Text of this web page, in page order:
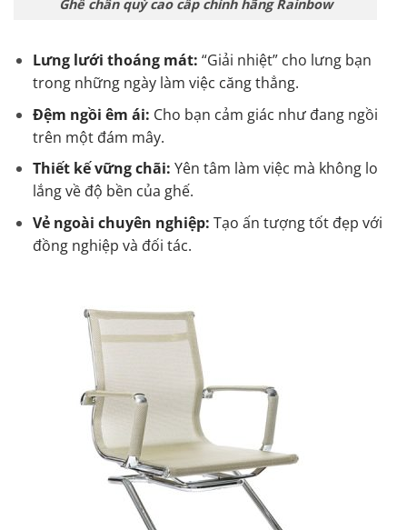
Ghế chân quỳ cao cấp chính hãng Rainbow
Lưng lưới thoáng mát: “Giải nhiệt” cho lưng bạn
trong những ngày làm việc căng thẳng.
Đệm ngồi êm ái: Cho bạn cảm giác như đang ngồi
trên một đám mây.
Thiết kế vững chãi: Yên tâm làm việc mà không lo
lắng về độ bền của ghế.
Vẻ ngoài chuyên nghiệp: Tạo ấn tượng tốt đẹp với
đồng nghiệp và đối tác.